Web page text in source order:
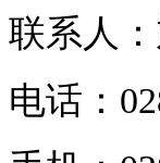
联系人
电话：